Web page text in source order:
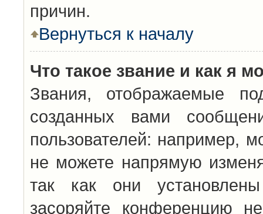
причин.
Вернуться к началу
Что такое звание и как я
Звания, отображаемые
созданных вами
пользователей: например,
не можете напрямую
так как они
засоряйте конференцию